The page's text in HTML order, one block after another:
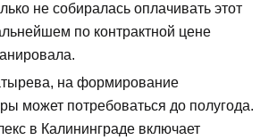
не собиралась оплачивать этот
по контрактной цене
на формирование
может потребоваться до полугода.
в Калининграде включает